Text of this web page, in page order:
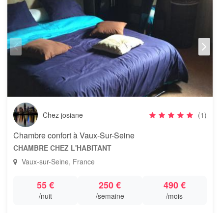
Chez josiane (1)
Chambre confort à Vaux-Sur-Seine
CHAMBRE CHEZ L'HABITANT
Vaux-sur-Seine, France
55 €
/nuit
250 €
/semaine
490 €
/mois